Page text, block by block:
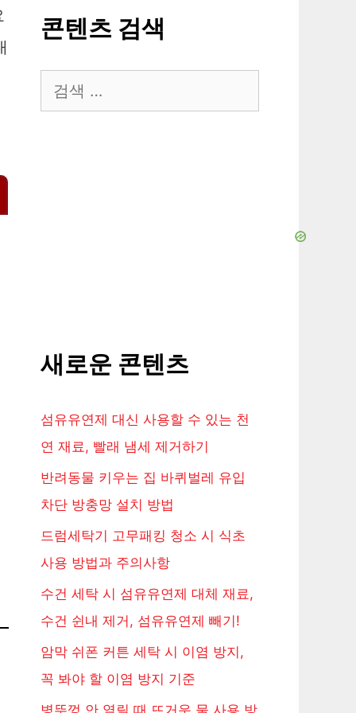
콘텐츠 검색
색:
새로운 콘텐츠
섬유유연제 대신 사용할 수 있는 천
연 재료, 빨래 냄세 제거하기
반려동물 키우는 집 바퀴벌레 유입
차단 방충망 설치 방법
드럼세탁기 고무패킹 청소 시 식초
사용 방법과 주의사항
수건 세탁 시 섬유유연제 대체 재료,
수건 쉰내 제거, 섬유유연제 빼기!
암막 쉬폰 커튼 세탁 시 이염 방지,
꼭 봐야 할 이염 방지 기준
병뚜껑 안 열릴 때 뜨거운 물 사용 방